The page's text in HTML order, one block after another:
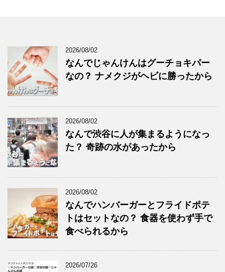
2026/08/02
なんでじゃんけんはグーチョキパー
なの？ ナメクジがヘビに勝ったから
2026/08/02
なんで渋谷に人が集まるようになっ
た？ 奇跡の水があったから
2026/08/02
なんでハンバーガーとフライドポテ
トはセットなの？ 食器を使わず手で
食べられるから
2026/07/26